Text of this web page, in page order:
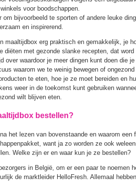
voor boodschappen.
bijvoorbeeld te sporten of andere leuke
en inspirerend.
maaltijdbox erg praktisch en gemakkelijk, je
diëten met gezonde slanke recepten, dat
over waardoor je meer dingen kunt doen die
waarom we te weinig bewegen of
te eten, hoe je ze moet bereiden en
weer in de toekomst kunt gebruiken
wilt blijven eten.
bestellen?
het lezen van bovenstaande en waarom een
want ja zo worden ze ook
Welke zijn er en waar kun je ze bestellen?
in België, om er een paar te noemen
de marktleider HelloFresh. Allemaal